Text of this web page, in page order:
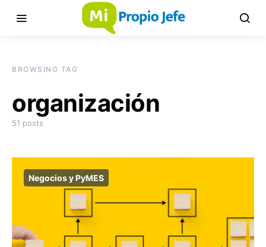
BROWSING TAG
organización
51 posts
Negocios y PyMES